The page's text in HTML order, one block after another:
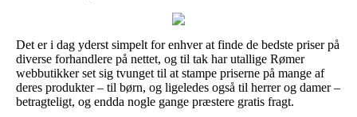
Det er i dag yderst simpelt for enhver at finde de bedste priser på
diverse forhandlere på nettet, og til tak har utallige Rømer
webbutikker set sig tvunget til at stampe priserne på mange af
deres produkter – til børn, og ligeledes også til herrer og damer –
betragteligt, og endda nogle gange præstere gratis fragt.